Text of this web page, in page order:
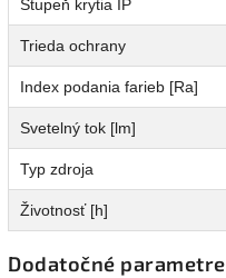
Stupeň krytia IP
Trieda ochrany
Index podania farieb [Ra]
Svetelný tok [lm]
Typ zdroja
Životnosť [h]
Dodatočné parametre